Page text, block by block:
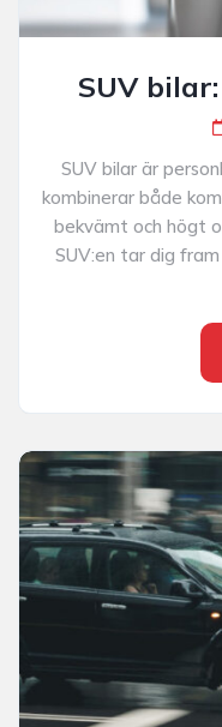
SUV
SUV bilar är
kombinerar både
bekvämt och högt
SUV:en tar dig